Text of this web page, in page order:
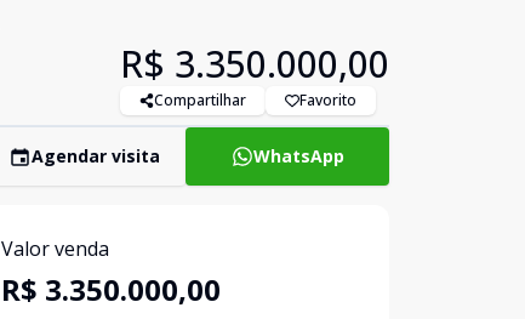
R$ 3.350.000,00
Compartilhar Favorito
Agendar visita WhatsApp
Valor venda
R$ 3.350.000,00